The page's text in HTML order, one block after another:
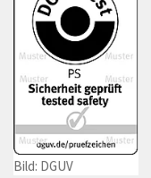
Bild: DGUV